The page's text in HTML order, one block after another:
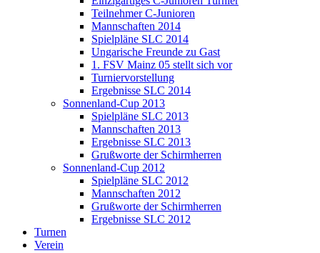
Teilnehmer C-Junioren
Mannschaften 2014
Spielpläne SLC 2014
Ungarische Freunde zu Gast
1. FSV Mainz 05 stellt sich vor
Turniervorstellung
Ergebnisse SLC 2014
Sonnenland-Cup 2013
Spielpläne SLC 2013
Mannschaften 2013
Ergebnisse SLC 2013
Grußworte der Schirmherren
Sonnenland-Cup 2012
Spielpläne SLC 2012
Mannschaften 2012
Grußworte der Schirmherren
Ergebnisse SLC 2012
Turnen
Verein